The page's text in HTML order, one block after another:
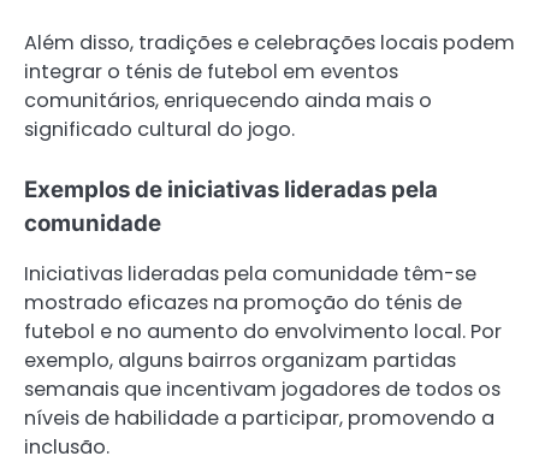
Além disso, tradições e celebrações locais podem
integrar o ténis de futebol em eventos
comunitários, enriquecendo ainda mais o
significado cultural do jogo.
Exemplos de iniciativas lideradas pela
comunidade
Iniciativas lideradas pela comunidade têm-se
mostrado eficazes na promoção do ténis de
futebol e no aumento do envolvimento local. Por
exemplo, alguns bairros organizam partidas
semanais que incentivam jogadores de todos os
níveis de habilidade a participar, promovendo a
inclusão.